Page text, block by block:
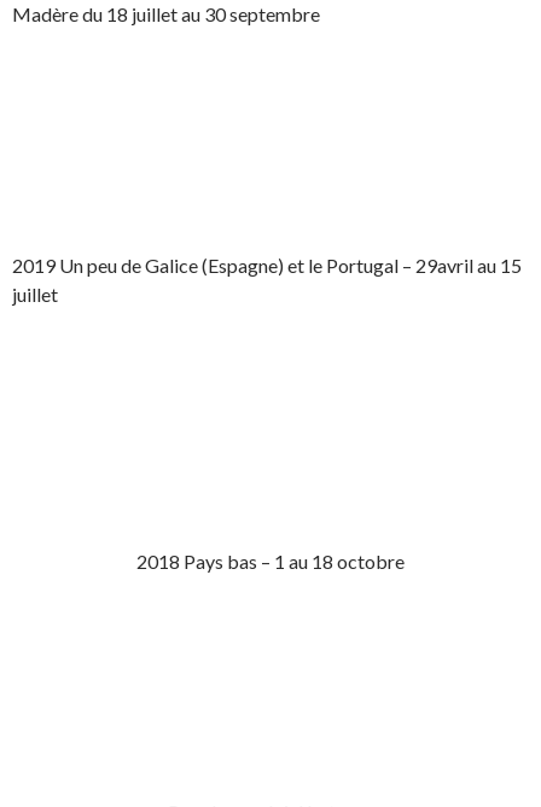
Madère du 18 juillet au 30 septembre
2019 Un peu de Galice (Espagne) et le Portugal – 29avril au 15
juillet
2018 Pays bas – 1 au 18 octobre